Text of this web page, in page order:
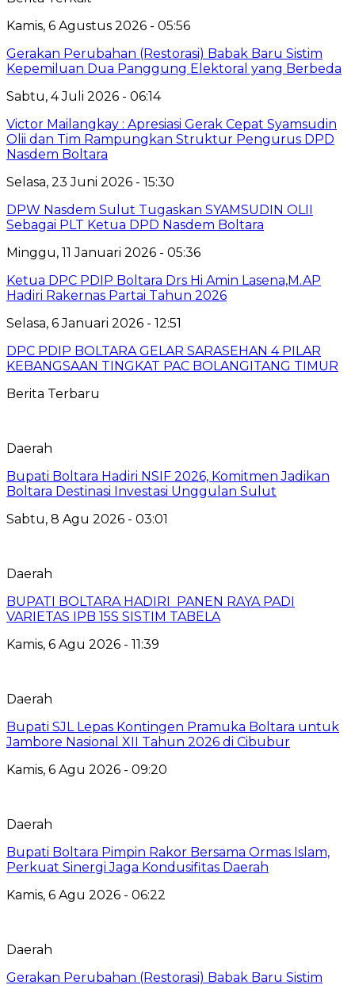
Kamis, 6 Agustus 2026 - 05:56
Gerakan Perubahan (Restorasi) Babak Baru Sistim
Kepemiluan Dua Panggung Elektoral yang Berbeda
Sabtu, 4 Juli 2026 - 06:14
Victor Mailangkay : Apresiasi Gerak Cepat Syamsudin
Olii dan Tim Rampungkan Struktur Pengurus DPD
Nasdem Boltara
Selasa, 23 Juni 2026 - 15:30
DPW Nasdem Sulut Tugaskan SYAMSUDIN OLII
Sebagai PLT Ketua DPD Nasdem Boltara
Minggu, 11 Januari 2026 - 05:36
Ketua DPC PDIP Boltara Drs Hi Amin Lasena,M.AP
Hadiri Rakernas Partai Tahun 2026
Selasa, 6 Januari 2026 - 12:51
DPC PDIP BOLTARA GELAR SARASEHAN 4 PILAR
KEBANGSAAN TINGKAT PAC BOLANGITANG TIMUR
Berita Terbaru
Daerah
Bupati Boltara Hadiri NSIF 2026, Komitmen Jadikan
Boltara Destinasi Investasi Unggulan Sulut
Sabtu, 8 Agu 2026 - 03:01
Daerah
BUPATI BOLTARA HADIRI PANEN RAYA PADI
VARIETAS IPB 15S SISTIM TABELA
Kamis, 6 Agu 2026 - 11:39
Daerah
Bupati SJL Lepas Kontingen Pramuka Boltara untuk
Jambore Nasional XII Tahun 2026 di Cibubur
Kamis, 6 Agu 2026 - 09:20
Daerah
Bupati Boltara Pimpin Rakor Bersama Ormas Islam,
Perkuat Sinergi Jaga Kondusifitas Daerah
Kamis, 6 Agu 2026 - 06:22
Daerah
Gerakan Perubahan (Restorasi) Babak Baru Sistim